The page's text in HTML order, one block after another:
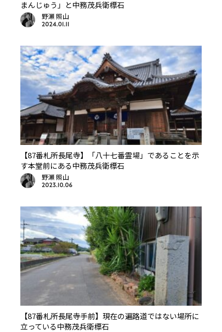
まんじゅう」と中務茂兵衛標石
野瀬 照山
2024.01.11
【87番札所長尾寺】「八十七番霊場」であることを示
す本堂前にある中務茂兵衛標石
野瀬 照山
2023.10.06
【87番札所長尾寺手前】現在の遍路道ではない場所に
立っている中務茂兵衛標石